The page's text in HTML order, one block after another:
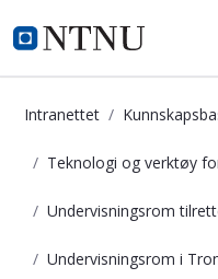
i.ntnu.no
Intranettet
Teknologi og verktøy
Undervisningsrom
Undervisningsrom i